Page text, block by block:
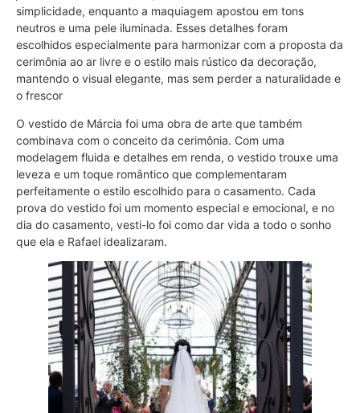
simplicidade, enquanto a maquiagem apostou em tons
neutros e uma pele iluminada. Esses detalhes foram
escolhidos especialmente para harmonizar com a proposta da
cerimônia ao ar livre e o estilo mais rústico da decoração,
mantendo o visual elegante, mas sem perder a naturalidade e
o frescor​
O vestido de Márcia foi uma obra de arte que também
combinava com o conceito da cerimônia. Com uma
modelagem fluida e detalhes em renda, o vestido trouxe uma
leveza e um toque romântico que complementaram
perfeitamente o estilo escolhido para o casamento. Cada
prova do vestido foi um momento especial e emocional, e no
dia do casamento, vesti-lo foi como dar vida a todo o sonho
que ela e Rafael idealizaram.